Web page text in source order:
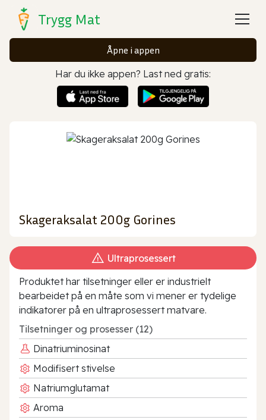
Trygg Mat
Åpne i appen
Har du ikke appen? Last ned gratis:
Skageraksalat 200g Gorines
Ultraprosessert
Produktet har tilsetninger eller er industrielt
bearbeidet på en måte som vi mener er tydelige
indikatorer på en ultraprosessert matvare.
Tilsetninger og prosesser (12)
Dinatriuminosinat
Modifisert stivelse
Natriumglutamat
Aroma